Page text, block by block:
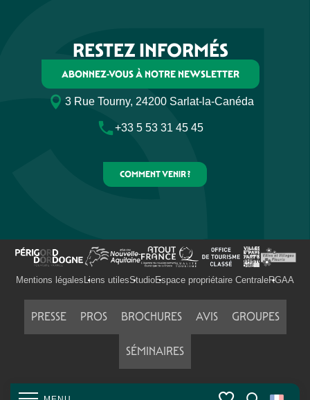
RESTEZ INFORMÉS
ABONNEZ-VOUS À NOTRE NEWSLETTER
3 Rue Tourny, 24200 Sarlat-la-Canéda
+33 5 53 31 45 45
COMMENT VENIR ?
Mentions légales Liens utilesStudioEspace propriétaire CentraleRGAA
PRESSE PROS BROCHURES AVIS GROUPES
SÉMINAIRES